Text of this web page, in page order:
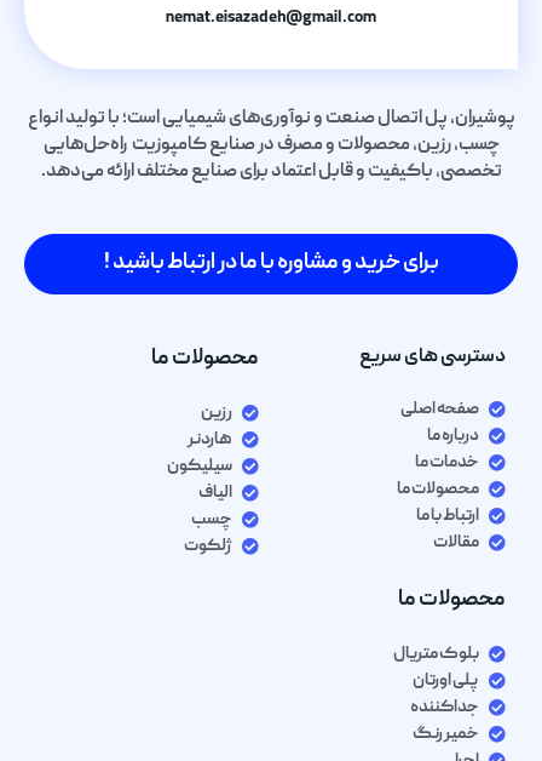
nemat.eisazadeh@gmail.com
پوشیران، پل اتصال صنعت و نوآوری‌های شیمیایی است؛ با تولید انواع
چسب، رزین، محصولات و مصرف در صنایع کامپوزیت راه‌حل‌هایی
تخصصی، باکیفیت و قابل اعتماد برای صنایع مختلف ارائه می‌دهد.
برای خرید و مشاوره با ما در ارتباط باشید !
دسترسی های سریع
صفحه اصلی
درباره ما
خدمات ما
محصولات ما
ارتباط با ما
مقالات
محصولات ما
رزین
هاردنر
سیلیکون
الیاف
چسب
ژلکوت
محصولات ما
بلوک متریال
پلی اورتان
جداکننده
خمیر رنگ